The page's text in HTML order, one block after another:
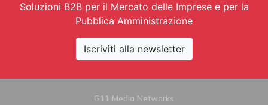
Soluzioni B2B per il Mercato delle Imprese e per la
Pubblica Amministrazione
Iscriviti alla newsletter
G11 Media Networks